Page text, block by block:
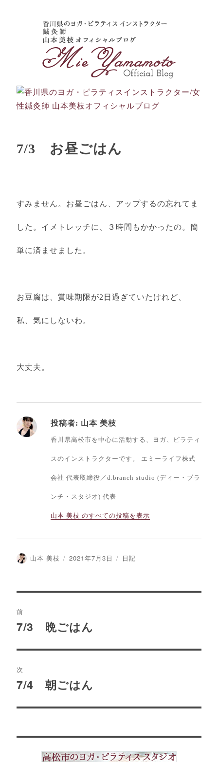
7/3 お昼ごはん
すみません。お昼ごはん、アップするの忘れてま
した。イメトレッチに、３時間もかかったの。簡
単に済ませました。
お豆腐は、賞味期限が2日過ぎていたけれど、
私、気にしないわ。
大丈夫。
投稿者: 山本 美枝
香川県高松市を中心に活動する、ヨガ、ピラティ
スのインストラクターです。 エミーライフ株式
会社 代表取締役／d.branch studio (ディー・ブラ
ンチ・スタジオ) 代表
山本 美枝 のすべての投稿を表示
投
山本 美枝
投
2021年7月3日
カ
日記
稿
ビ
ゲ
ー
前
前
投
稿:
7/3 晩ごはん
次
次
投
7/4 朝ごはん